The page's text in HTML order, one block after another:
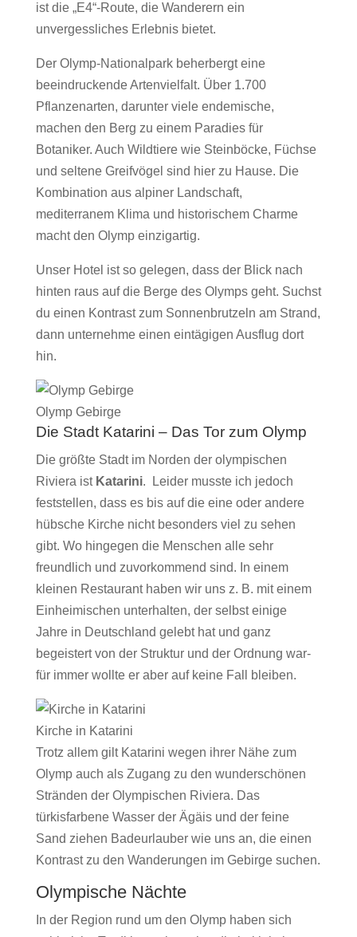
ist die „E4“-Route, die Wanderern ein
unvergessliches Erlebnis bietet.
Der Olymp-Nationalpark beherbergt eine
beeindruckende Artenvielfalt. Über 1.700
Pflanzenarten, darunter viele endemische,
machen den Berg zu einem Paradies für
Botaniker. Auch Wildtiere wie Steinböcke, Füchse
und seltene Greifvögel sind hier zu Hause. Die
Kombination aus alpiner Landschaft,
mediterranem Klima und historischem Charme
macht den Olymp einzigartig.
Unser Hotel ist so gelegen, dass der Blick nach
hinten raus auf die Berge des Olymps geht. Suchst
du einen Kontrast zum Sonnenbrutzeln am Strand,
dann unternehme einen eintägigen Ausflug dort
hin.
Olymp Gebirge
Die Stadt Katarini – Das Tor zum Olymp
Die größte Stadt im Norden der olympischen
Riviera ist Katarini. Leider musste ich jedoch
feststellen, dass es bis auf die eine oder andere
hübsche Kirche nicht besonders viel zu sehen
gibt. Wo hingegen die Menschen alle sehr
freundlich und zuvorkommend sind. In einem
kleinen Restaurant haben wir uns z. B. mit einem
Einheimischen unterhalten, der selbst einige
Jahre in Deutschland gelebt hat und ganz
begeistert von der Struktur und der Ordnung war-
für immer wollte er aber auf keine Fall bleiben.
Kirche in Katarini
Trotz allem gilt Katarini wegen ihrer Nähe zum
Olymp auch als Zugang zu den wunderschönen
Stränden der Olympischen Riviera. Das
türkisfarbene Wasser der Ägäis und der feine
Sand ziehen Badeurlauber wie uns an, die einen
Kontrast zu den Wanderungen im Gebirge suchen.
Olympische Nächte
In der Region rund um den Olymp haben sich